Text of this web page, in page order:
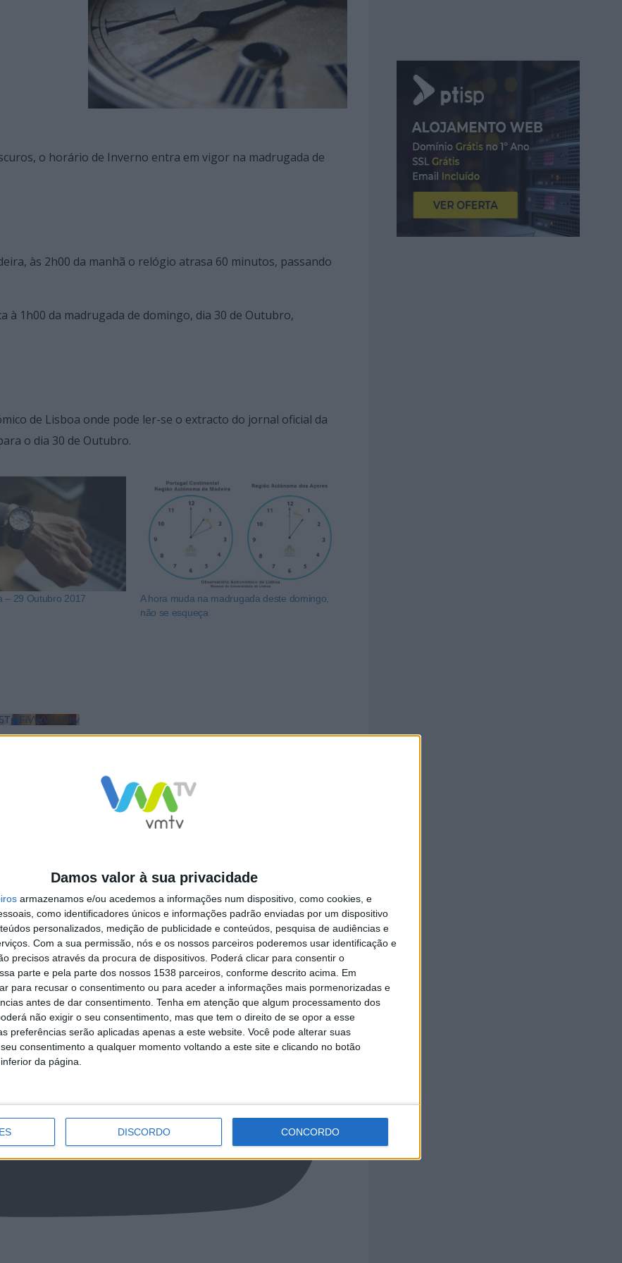
Damos valor à sua privacidade
armazenamos e/ou acedemos a informações num dispositivo, como cookies, e
como identificadores únicos e informações padrão enviadas por um dispositivo
personalizados, medição de publicidade e conteúdos, pesquisa de audiências e
Com a sua permissão, nós e os nossos parceiros poderemos usar identificação e
precisos através da procura de dispositivos. Poderá clicar para consentir o
parte e pela parte dos nossos 1538 parceiros, conforme descrito acima. Em
para recusar o consentimento ou para aceder a informações mais pormenorizadas e
antes de dar consentimento. Tenha em atenção que algum processamento dos
não exigir o seu consentimento, mas que tem o direito de se opor a esse
preferências serão aplicadas apenas a este website. Você pode alterar suas
consentimento a qualquer momento voltando a este site e clicando no botão
da página.
DISCORDO CONCORDO
o horário de Inverno entra em vigor na madrugada de
às 2h00 da manhã o relógio atrasa 60 minutos, passando
à 1h00 da madrugada de domingo, dia 30 de Outubro,
de Lisboa onde pode ler-se o extracto do jornal oficial da
o dia 30 de Outubro.
– 29 Outubro 2017
A hora muda na madrugada deste domingo,
não se esqueça